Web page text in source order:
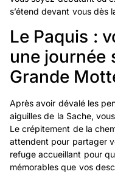
s’étend devant vous dès
Le Paquis :
une journée
Grande
Après avoir dévalé les
aiguilles de la Sache,
Le crépitement de la
attendent pour partager
refuge accueillant pour
mémorables que vos